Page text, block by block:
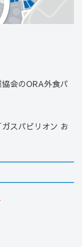
会のORA外食パ
スパビリオン お